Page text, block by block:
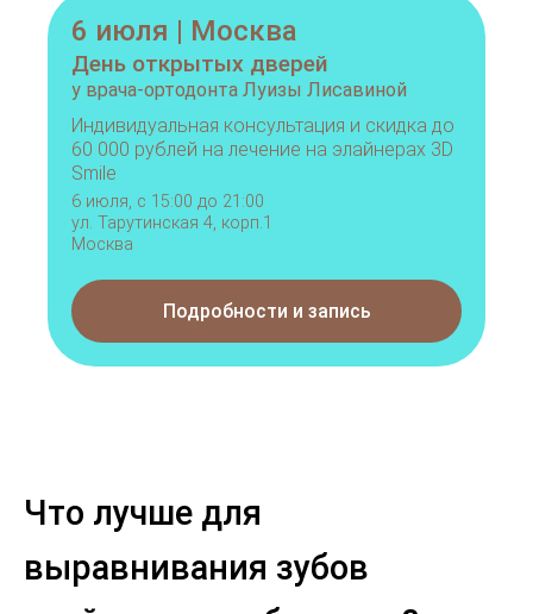
6 июля | Москва
День открытых дверей
у врача-ортодонта Луизы Лисавиной
Индивидуальная консультация и скидка до
60 000 рублей на лечение на элайнерах 3D
Smile
6 июля, с 15:00 до 21:00
ул. Тарутинская 4, корп.1
Москва
Подробности и запись
Что лучше для
выравнивания зубов